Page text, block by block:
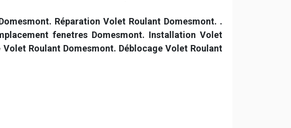
Réparation Volet Roulant Domesmont. .
fenetres Domesmont. Installation Volet
Volet Roulant Domesmont. Déblocage Volet Roulant